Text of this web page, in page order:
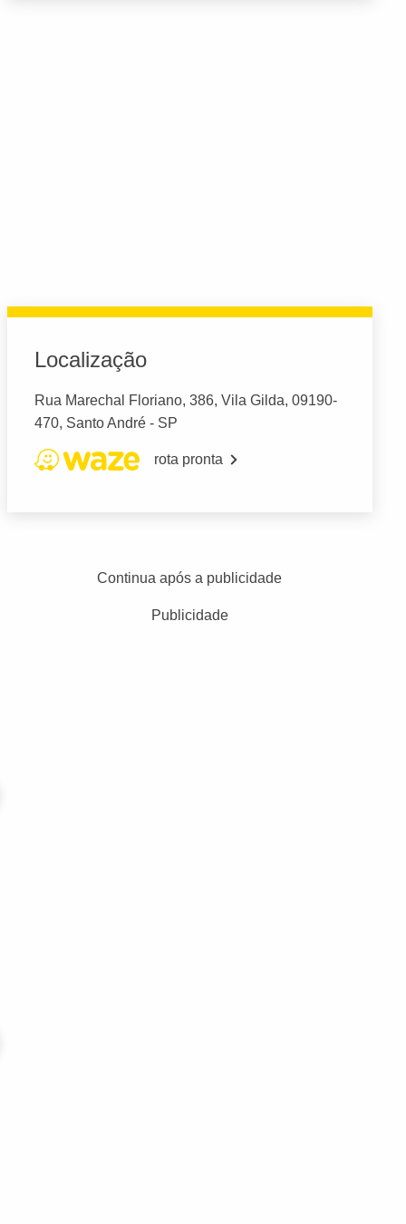
Localização
Rua Marechal Floriano, 386, Vila Gilda, 09190-
470, Santo André - SP
rota pronta
Continua após a publicidade
Publicidade